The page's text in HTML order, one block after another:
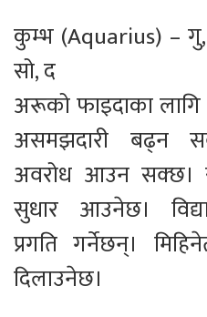
कुम्भ (Aquarius) –
सो, द
अरूको फाइदाका
असमझदारी बढ्न
अवरोध आउन सक्छ।
सुधार आउनेछ।
प्रगति गर्नेछन्।
दिलाउनेछ।